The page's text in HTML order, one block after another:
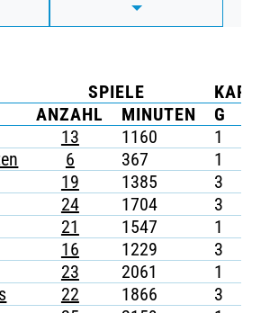
SPIELE
ANZAHL MINUTEN G
13 1160 1
6 367 1
19 1385 3
24 1704 3
21 1547 1
16 1229 3
23 2061 1
22 1866 3